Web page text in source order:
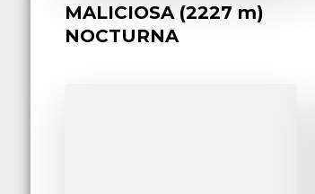
MALICIOSA (2227 m)
NOCTURNA